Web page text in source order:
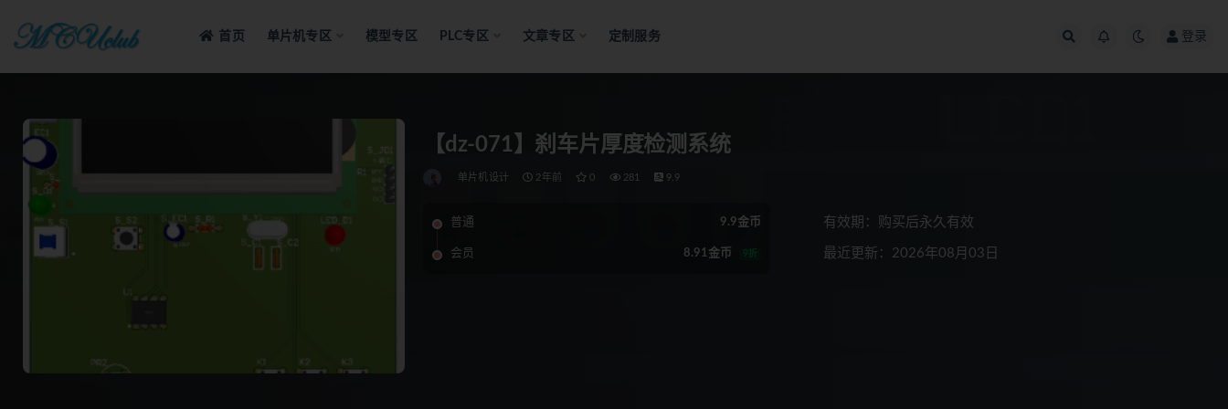
首页 单片机专区 模型专区 PLC专区 文章专区 定制服务 登录
【dz-071】刹车片厚度检测系统
单片机设计 2年前 0 281 9.9
普通 9.9金币
会员 8.91金币 9折
有效期：购买后永久有效
最近更新：2026年08月03日